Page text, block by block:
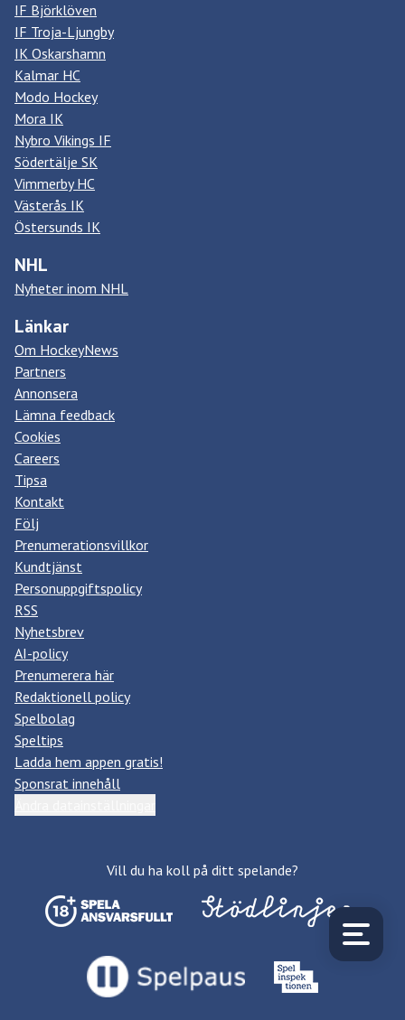
IF Björklöven
IF Troja-Ljungby
IK Oskarshamn
Kalmar HC
Modo Hockey
Mora IK
Nybro Vikings IF
Södertälje SK
Vimmerby HC
Västerås IK
Östersunds IK
NHL
Nyheter inom NHL
Länkar
Om HockeyNews
Partners
Annonsera
Lämna feedback
Cookies
Careers
Tipsa
Kontakt
Följ
Prenumerationsvillkor
Kundtjänst
Personuppgiftspolicy
RSS
Nyhetsbrev
AI-policy
Prenumerera här
Redaktionell policy
Spelbolag
Speltips
Ladda hem appen gratis!
Sponsrat innehåll
Vill du ha koll på ditt spelande?